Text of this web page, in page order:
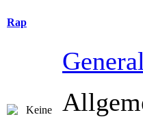
Rap